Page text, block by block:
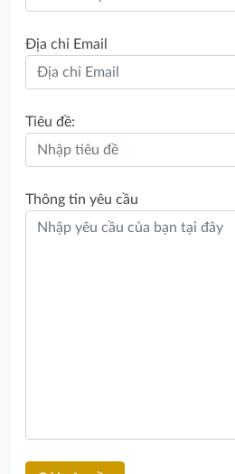
Địa chỉ Email
Tiêu đề:
Thông tin yêu cầu